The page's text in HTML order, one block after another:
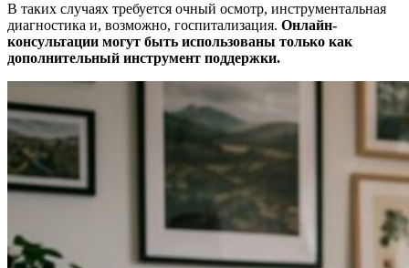
В таких случаях требуется очный осмотр, инструментальная
диагностика и, возможно, госпитализация. Онлайн-
консультации могут быть использованы только как
дополнительный инструмент поддержки.